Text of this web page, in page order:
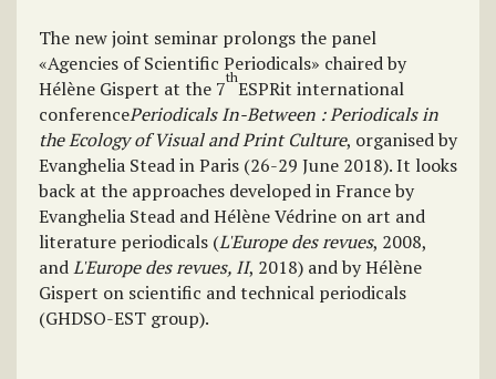
The new joint seminar prolongs the panel
«Agencies of Scientific Periodicals» chaired by
Hélène Gispert at the 7thESPRit international
conferencePeriodicals In-Between : Periodicals in
the Ecology of Visual and Print Culture, organised by
Evanghelia Stead in Paris (26-29 June 2018). It looks
back at the approaches developed in France by
Evanghelia Stead and Hélène Védrine on art and
literature periodicals (L'Europe des revues, 2008,
andL'Europe des revues, II, 2018) and by Hélène
Gispert on scientific and technical periodicals
(GHDSO-EST group).